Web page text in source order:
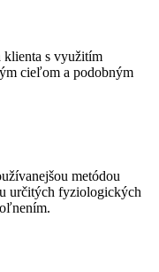
klienta s využitím
cieľom a podobným
metódou
určitých fyziologických